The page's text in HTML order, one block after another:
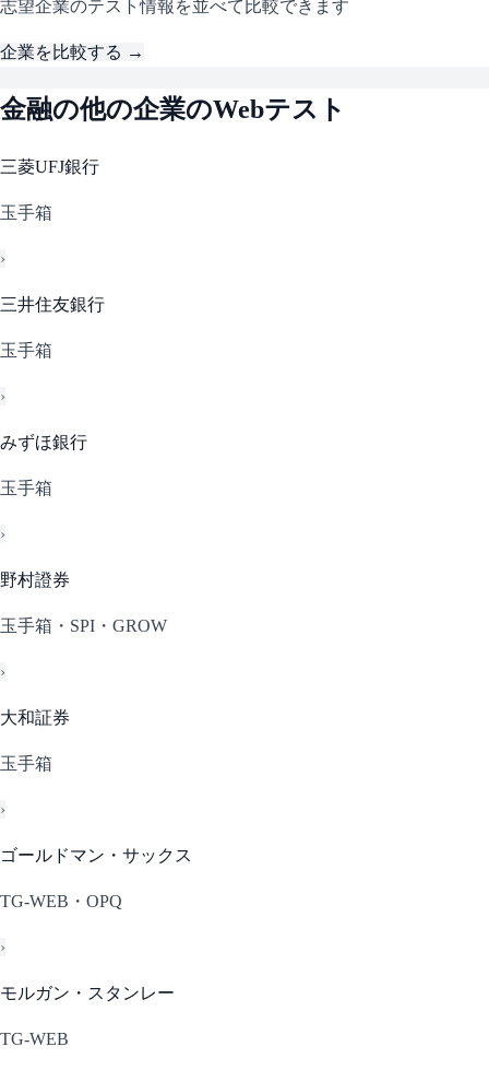
志望企業のテスト情報を並べて比較できます
企業を比較する →
金融の他の企業のWebテスト
三菱UFJ銀行
玉手箱
›
三井住友銀行
玉手箱
›
みずほ銀行
玉手箱
›
野村證券
玉手箱・SPI・GROW
›
大和証券
玉手箱
›
ゴールドマン・サックス
TG-WEB・OPQ
›
モルガン・スタンレー
TG-WEB